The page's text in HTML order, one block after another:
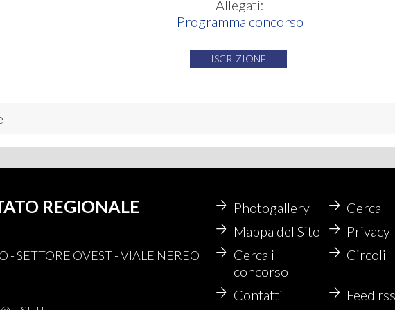
Allegati:
Programma concorso
ISCRIZIONE
REGIONALE
- SETTORE OVEST - VIALE NEREO
Photogallery
Cerca
Mappa del Sito
Privacy
Cerca il
concorso
Circoli
Contatti Feed